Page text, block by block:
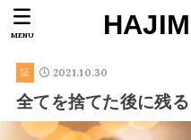
MENU
証 2021.10.30
全てを捨てた後に残る